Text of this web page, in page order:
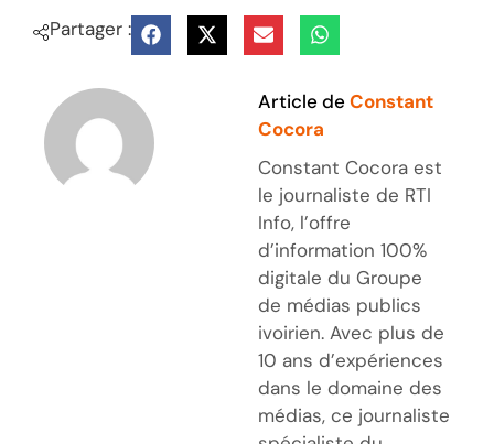
Partager :
Article de Constant
Cocora
Constant Cocora est
le journaliste de RTI
Info, l’offre
d’information 100%
digitale du Groupe
de médias publics
ivoirien. Avec plus de
10 ans d’expériences
dans le domaine des
médias, ce journaliste